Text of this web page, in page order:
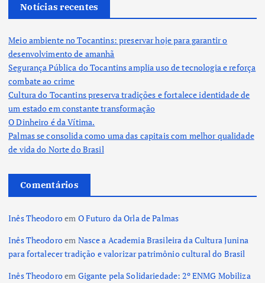
Notícias recentes
Meio ambiente no Tocantins: preservar hoje para garantir o
desenvolvimento de amanhã
Segurança Pública do Tocantins amplia uso de tecnologia e reforça
combate ao crime
Cultura do Tocantins preserva tradições e fortalece identidade de
um estado em constante transformação
O Dinheiro é da Vítima.
Palmas se consolida como uma das capitais com melhor qualidade
de vida do Norte do Brasil
Comentários
Inês Theodoroem O Futuro da Orla de Palmas
Inês Theodoroem Nasce a Academia Brasileira da Cultura Junina
para fortalecer tradição e valorizar patrimônio cultural do Brasil
Inês Theodoroem Gigante pela Solidariedade: 2º ENMG Mobiliza